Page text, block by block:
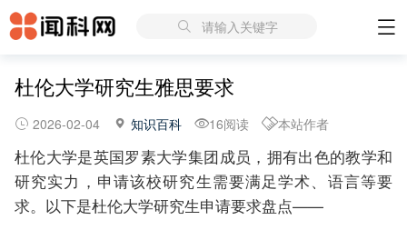
请输入关键字
杜伦大学研究生雅思要求
2026-02-04 知识百科 16阅读 本站作者
杜伦大学是英国罗素大学集团成员，拥有出色的教学和
研究实力，申请该校研究生需要满足学术、语言等要
求。以下是杜伦大学研究生申请要求盘点——